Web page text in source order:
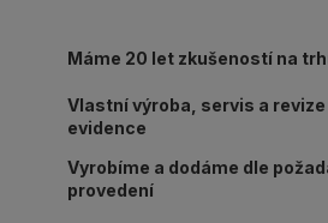
Máme 20 let zkušeností na
Vlastní výroba, servis a
evidence
Vyrobíme a dodáme dle
provedení